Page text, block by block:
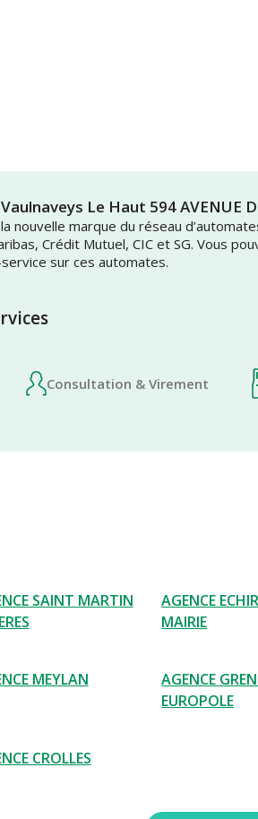
Le Haut 594 AVENUE D
nouvelle marque du réseau
Crédit Mutuel, CIC et SG. Vous
sur ces automates.
Consultation & Virement
SAINT MARTIN
AGENCE
MAIRIE
MEYLAN
AGENCE
EUROPOLE
CROLLES